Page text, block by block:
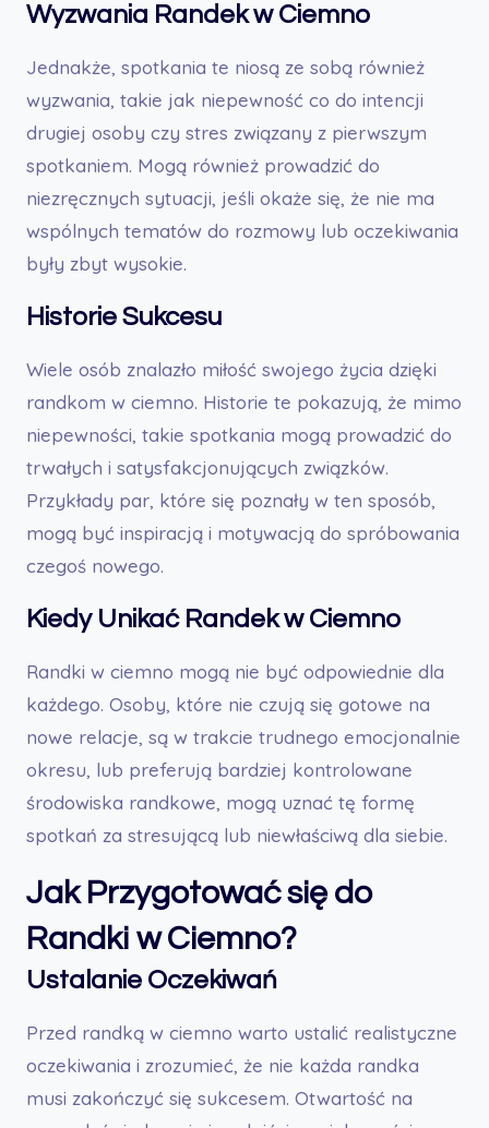
Wyzwania Randek w Ciemno
Jednakże, spotkania te niosą ze sobą również
wyzwania, takie jak niepewność co do intencji
drugiej osoby czy stres związany z pierwszym
spotkaniem. Mogą również prowadzić do
niezręcznych sytuacji, jeśli okaże się, że nie ma
wspólnych tematów do rozmowy lub oczekiwania
były zbyt wysokie.
Historie Sukcesu
Wiele osób znalazło miłość swojego życia dzięki
randkom w ciemno. Historie te pokazują, że mimo
niepewności, takie spotkania mogą prowadzić do
trwałych i satysfakcjonujących związków.
Przykłady par, które się poznały w ten sposób,
mogą być inspiracją i motywacją do spróbowania
czegoś nowego.
Kiedy Unikać Randek w Ciemno
Randki w ciemno mogą nie być odpowiednie dla
każdego. Osoby, które nie czują się gotowe na
nowe relacje, są w trakcie trudnego emocjonalnie
okresu, lub preferują bardziej kontrolowane
środowiska randkowe, mogą uznać tę formę
spotkań za stresującą lub niewłaściwą dla siebie.
Jak Przygotować się do
Randki w Ciemno?
Ustalanie Oczekiwań
Przed randką w ciemno warto ustalić realistyczne
oczekiwania i zrozumieć, że nie każda randka
musi zakończyć się sukcesem. Otwartość na